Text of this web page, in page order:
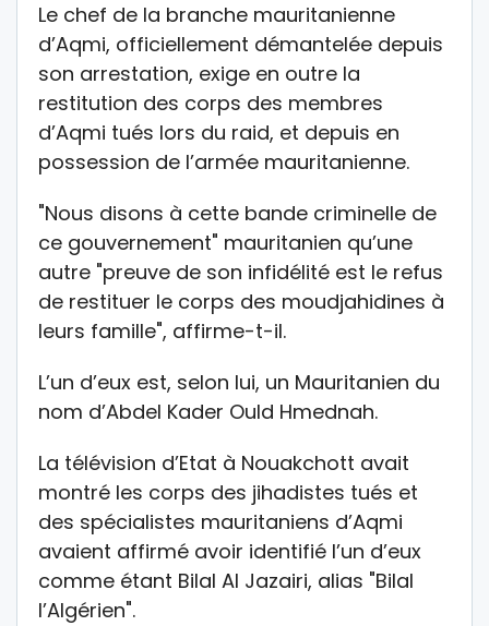
Le chef de la branche mauritanienne
d’Aqmi, officiellement démantelée depuis
son arrestation, exige en outre la
restitution des corps des membres
d’Aqmi tués lors du raid, et depuis en
possession de l’armée mauritanienne.
"Nous disons à cette bande criminelle de
ce gouvernement" mauritanien qu’une
autre "preuve de son infidélité est le refus
de restituer le corps des moudjahidines à
leurs famille", affirme-t-il.
L’un d’eux est, selon lui, un Mauritanien du
nom d’Abdel Kader Ould Hmednah.
La télévision d’Etat à Nouakchott avait
montré les corps des jihadistes tués et
des spécialistes mauritaniens d’Aqmi
avaient affirmé avoir identifié l’un d’eux
comme étant Bilal Al Jazairi, alias "Bilal
l’Algérien".